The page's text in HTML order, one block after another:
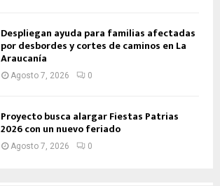
Despliegan ayuda para familias afectadas
por desbordes y cortes de caminos en La
Araucanía
Agosto 7, 2026 0
Proyecto busca alargar Fiestas Patrias
2026 con un nuevo feriado
Agosto 7, 2026 0